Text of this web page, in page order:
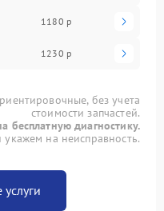
1180 р
1230 р
без учета
стоимости запчастей.
бесплатную диагностику.
на неисправность.
услуги